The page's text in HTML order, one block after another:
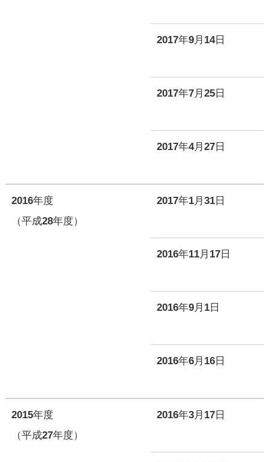
2017年9月14日
2017年7月25日
2017年4月27日
2016年度
（平成28年度）
2017年1月31日
2016年11月17日
2016年9月1日
2016年6月16日
2015年度
（平成27年度）
2016年3月17日